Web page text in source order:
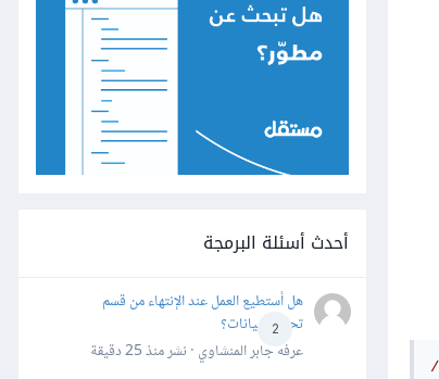
أحدث أسئلة البرمجة
2
هل أستطيع العمل عند الإنتهاء من قسم
تحليل البيانات؟
عرفه جابر المنشاوي · نشرمنذ 25 دقيقة